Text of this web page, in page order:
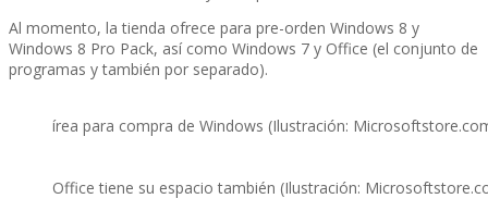
Al momento, la tienda ofrece para pre-orden Windows 8 y
Windows 8 Pro Pack, así­ como Windows 7 y Office (el conjunto de
programas y también por separado).
írea para compra de Windows (Ilustración:
Office tiene su espacio también (Ilustración: